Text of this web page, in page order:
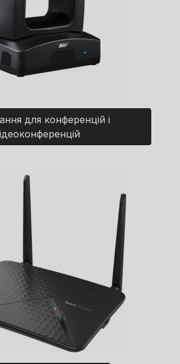
для конференцій і